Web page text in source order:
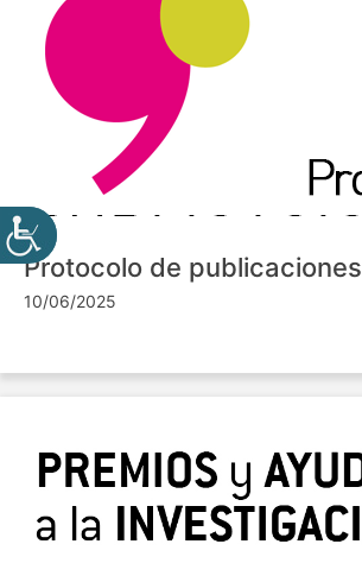
Protocolo de publicaciones
10/06/2025